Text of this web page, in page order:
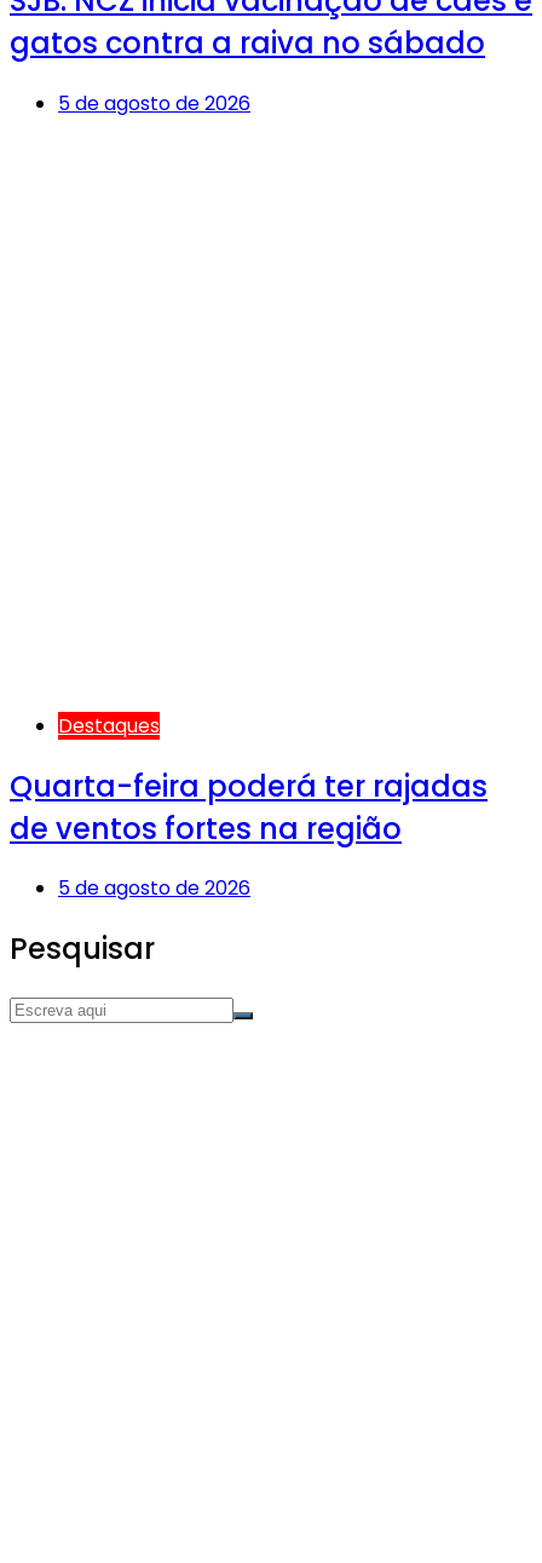
gatos contra a raiva no sábado
5 de agosto de 2026
Destaques
Quarta-feira poderá ter rajadas
de ventos fortes na região
5 de agosto de 2026
Pesquisar